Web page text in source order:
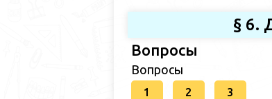
§ 6.
Вопросы
Вопросы
1 2 3